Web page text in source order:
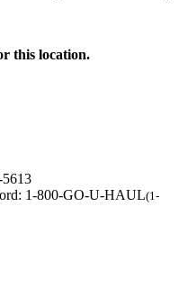
this location.
5613
1-800-GO-U-HAUL(1-